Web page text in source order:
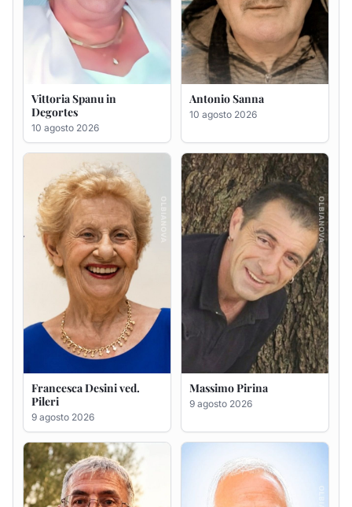
GIAN PAOLO PANI
9 agosto 2026
Antonio Carta
9 agosto 2026
Gesuina Sanna ved. Sanna
8 agosto 2026
Francesca Anna Pirina
ved. Pileri